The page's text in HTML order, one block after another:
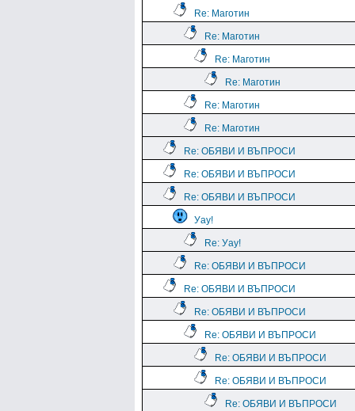
Re: Маготин
Re: Маготин
Re: Маготин
Re: Маготин
Re: Маготин
Re: Маготин
Re: ОБЯВИ И ВЪПРОСИ
Re: ОБЯВИ И ВЪПРОСИ
Re: ОБЯВИ И ВЪПРОСИ
Уау!
Re: Уау!
Re: ОБЯВИ И ВЪПРОСИ
Re: ОБЯВИ И ВЪПРОСИ
Re: ОБЯВИ И ВЪПРОСИ
Re: ОБЯВИ И ВЪПРОСИ
Re: ОБЯВИ И ВЪПРОСИ
Re: ОБЯВИ И ВЪПРОСИ
Re: ОБЯВИ И ВЪПРОСИ